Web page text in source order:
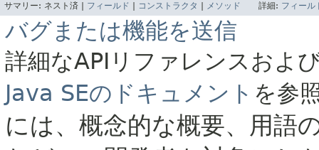
サマリー: ネスト済 | フィールド コンストラクタ メソッド 詳細: フィール
バグまたは機能を送信
詳細なAPIリファレンスおよ
Java SEのドキュメント を参
には、概念的な概要、用語